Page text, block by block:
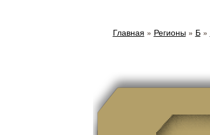
Главная » Регионы» Б»